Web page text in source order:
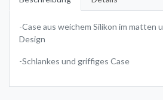
-Case aus weichem Silikon im matten
Design
-Schlankes und griffiges Case